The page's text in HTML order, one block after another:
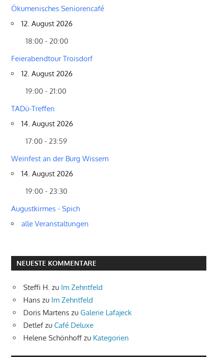
Ökumenisches Seniorencafé
12. August 2026
18:00 - 20:00
Feierabendtour Troisdorf
12. August 2026
19:00 - 21:00
TADü-Treffen
14. August 2026
17:00 - 23:59
Weinfest an der Burg Wissem
14. August 2026
19:00 - 23:30
Augustkirmes - Spich
alle Veranstaltungen
NEUESTE KOMMENTARE
Steffi H. zu Im Zehntfeld
Hans zu Im Zehntfeld
Doris Martens zu Galerie Lafajeck
Detlefzu Café Deluxe
Helene Schönhoff zu Kategorien